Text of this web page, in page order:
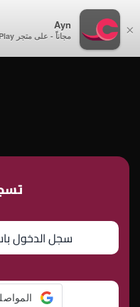
×
Ayn
مجاناً - على متجر Google Play
سجل الدخول